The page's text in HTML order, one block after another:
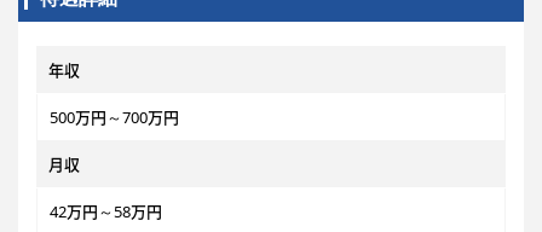
年収
500万円～700万円
月収
42万円～58万円